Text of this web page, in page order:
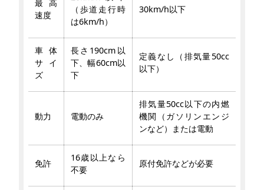
最高
速度
（歩道走行時
は6km/h）
30km/h以下
車体
サイ
ズ
長さ190cm以
下、幅60cm以
下
定義なし（排気量50cc
以下）
動力 電動のみ
排気量50cc以下の内燃
機関（ガソリンエンジ
ンなど）または電動
免許
16歳以上なら
不要
原付免許などが必要